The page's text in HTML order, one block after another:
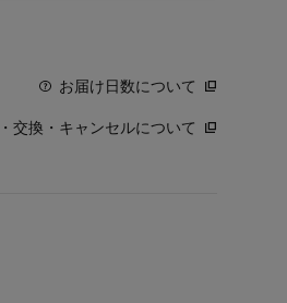
お届け日数について
交換・キャンセルについて